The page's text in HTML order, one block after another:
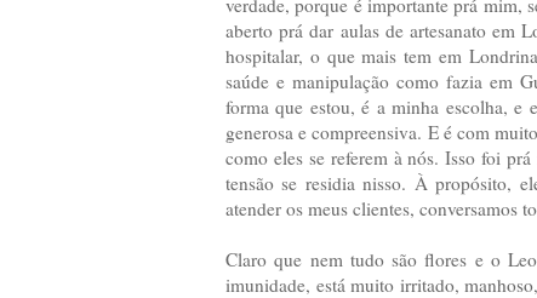
aberto prá dar aulas de artesanato em
hospitalar, o que mais tem em
saúde e manipulação como fazia em
forma que estou, é a minha escolha, e
generosa e compreensiva. E é com
como eles se referem à nós. Isso foi
tensão se residia nisso. À propósito,
atender os meus clientes, conversamos
Claro que nem tudo são flores e o
imunidade, está muito irritado,